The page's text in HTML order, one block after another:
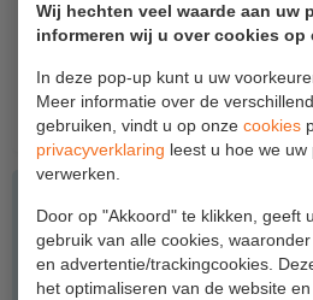
Wij hechten veel waarde aan uw
informeren wij u over cookies op
In deze pop-up kunt u uw
Meer informatie over de
gebruiken, vindt u op onze cookies
privacyverklaring leest u hoe we
verwerken.
Door op "Akkoord" te klikken, geeft
gebruik van alle cookies,
en advertentie/trackingcookies.
het optimaliseren van de website
KEURING
Keuring en Inspectie
Ladders en trappen
Steigers
Valbeveiliging
Reparatie en onderhoud
SYAM tijdelijk ankerpunt
2026 aanbieding
Vraag de kortingscode aan en
€500,- korting...